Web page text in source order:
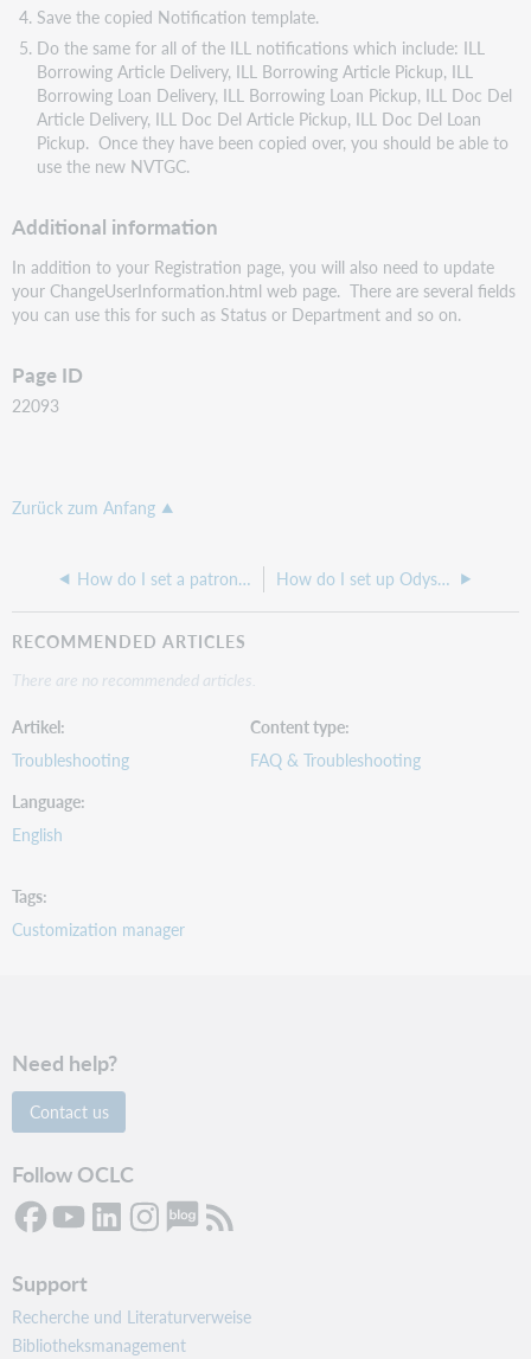
Save the copied Notification template.
Do the same for all of the ILL notifications which include: ILL
Borrowing Article Delivery, ILL Borrowing Article Pickup, ILL
Borrowing Loan Delivery, ILL Borrowing Loan Pickup, ILL Doc Del
Article Delivery, ILL Doc Del Article Pickup, ILL Doc Del Loan
Pickup. Once they have been copied over, you should be able to
use the new NVTGC.
Additional information
In addition to your Registration page, you will also need to update
your ChangeUserInformation.html web page. There are several fields
you can use this for such as Status or Department and so on.
Page ID
22093
Zurück zum Anfang
How do I set a patron account to not be billed? How do I set up Odyssey Documents for Automatic Delivery?
RECOMMENDED ARTICLES
There are no recommended articles.
Artikel
Troubleshooting
Content type
FAQ & Troubleshooting
Language
English
Tags
Customization manager
Need help?
Contact us
Follow OCLC
Support
Recherche und Literaturverweise
Bibliotheksmanagement